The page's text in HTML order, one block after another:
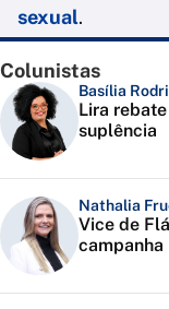
sexual.
Colunistas
Basília
Lira
suplência
Nathalia
Vice de
campanha